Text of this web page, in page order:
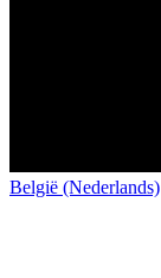
België (Nederlands)